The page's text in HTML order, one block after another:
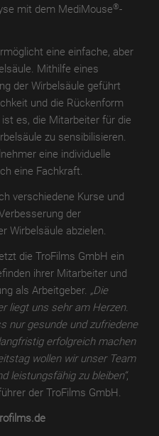
mit dem MediMouse®-
eine einfache, aber
Mithilfe eines
der Wirbelsäule geführt
und die Rückenform
es, die Mitarbeiter für die
zu sensibilisieren.
eine individuelle
eine Fachkraft.
verschiedene Kurse und
der
Wirbelsäule abzielen.
die TroFilms GmbH ein
ihrer Mitarbeiter und
als Arbeitgeber. „Die
liegt uns sehr am Herzen.
nur gesunde und zufriedene
erfolgreich machen
wollen wir unser Team
leistungsfähig zu bleiben“,
der TroFilms GmbH.